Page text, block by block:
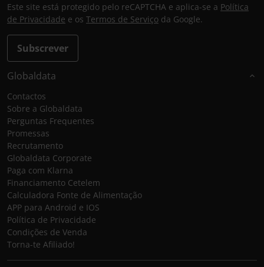
Subscrever
Este site está protegido pelo reCAPTCHA e aplica-se a Política
de Privacidade e os Termos de Serviço da Google.
Globaldata
Contactos
Sobre a Globaldata
Perguntas Frequentes
Promessas
Recrutamento
Globaldata Corporate
Paga com Klarna
Financiamento Cetelem
Calculadora Fonte de Alimentação
APP para Android e IOS
Política de Privacidade
Condições de Venda
Torna-te Afiliado!